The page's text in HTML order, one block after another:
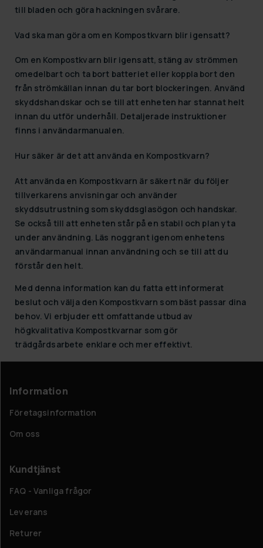
till bladen och göra hackningen svårare.
Vad ska man göra om en Kompostkvarn blir igensatt?
Om en Kompostkvarn blir igensatt, stäng av strömmen
omedelbart och ta bort batteriet eller koppla bort den
från strömkällan innan du tar bort blockeringen. Använd
skyddshandskar och se till att enheten har stannat helt
innan du utför underhåll. Detaljerade instruktioner
finns i användarmanualen.
Hur säker är det att använda en Kompostkvarn?
Att använda en Kompostkvarn är säkert när du följer
tillverkarens anvisningar och använder
skyddsutrustning som skyddsglasögon och handskar.
Se också till att enheten står på en stabil och plan yta
under användning. Läs noggrant igenom enhetens
användarmanual innan användning och se till att du
förstår den helt.
Med denna information kan du fatta ett informerat
beslut och välja den Kompostkvarn som bäst passar dina
behov. Vi erbjuder ett omfattande utbud av
högkvalitativa Kompostkvarnar som gör
trädgårdsarbete enklare och mer effektivt.
Information
Företagsinformation
Om oss
Kundtjänst
FAQ - Vanliga frågor
Leverans
Returer